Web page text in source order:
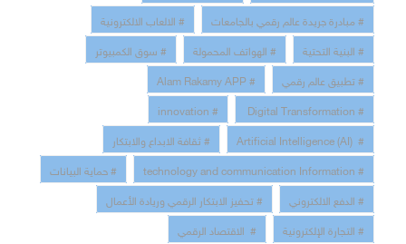
# مبادرة جريدة عالم رقمي بالجامعات
# الالعاب الالكترونية
# البنية التحتية
# الهواتف المحمولة
# سوق الكمبيوتر
# تطبيق عالم رقمي
# Alam Rakamy APP
# Digital Transformation
# innovation
# Artificial Intelligence (AI)
# ثقافة الابداع والابتكار
# technology and communication Information
# حماية البيانات
# الدفع الالكتروني
# تحفيز الابتكار الرقمي وريادة الأعمال
# التجارة الإلكترونية
# الاقتصاد الرقمي